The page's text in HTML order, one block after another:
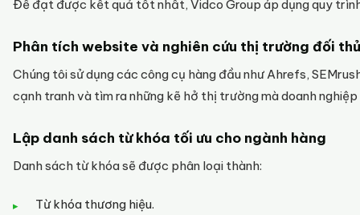
Để đạt được kết quả tốt nhất, Vidco Group áp dụng quy
Phân tích website và nghiên cứu thị trường đối thủ
Chúng tôi sử dụng các công cụ hàng đầu như Ahrefs,
cạnh tranh và tìm ra những kẽ hở thị trường mà doanh
Lập danh sách từ khóa tối ưu cho ngành hàng
Danh sách từ khóa sẽ được phân loại thành:
Từ khóa thương hiệu.